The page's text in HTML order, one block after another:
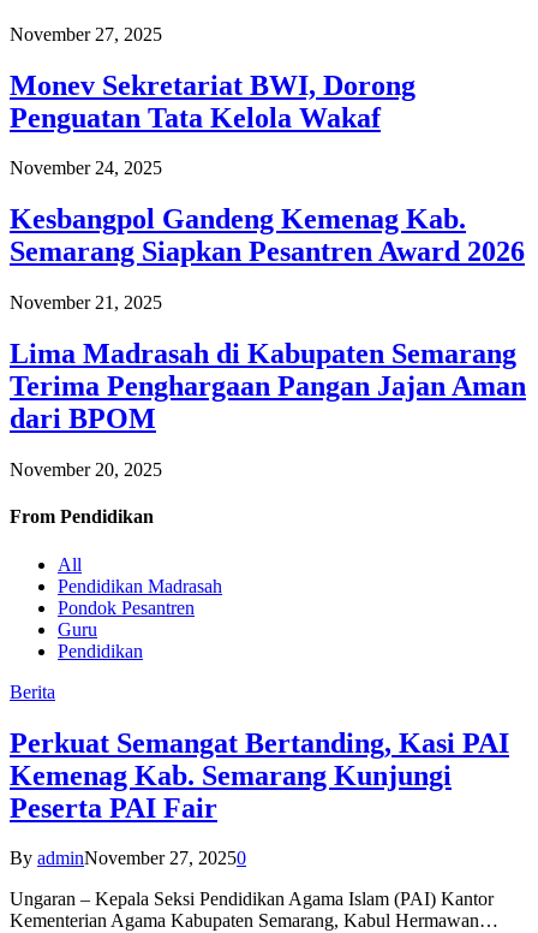
November 27, 2025
Monev Sekretariat BWI, Dorong
Penguatan Tata Kelola Wakaf
November 24, 2025
Kesbangpol Gandeng Kemenag Kab.
Semarang Siapkan Pesantren Award 2026
November 21, 2025
Lima Madrasah di Kabupaten Semarang
Terima Penghargaan Pangan Jajan Aman
dari BPOM
November 20, 2025
From Pendidikan
All
Pendidikan Madrasah
Pondok Pesantren
Guru
Pendidikan
Berita
Perkuat Semangat Bertanding, Kasi PAI
Kemenag Kab. Semarang Kunjungi
Peserta PAI Fair
By adminNovember 27, 20250
Ungaran – Kepala Seksi Pendidikan Agama Islam (PAI) Kantor
Kementerian Agama Kabupaten Semarang, Kabul Hermawan…